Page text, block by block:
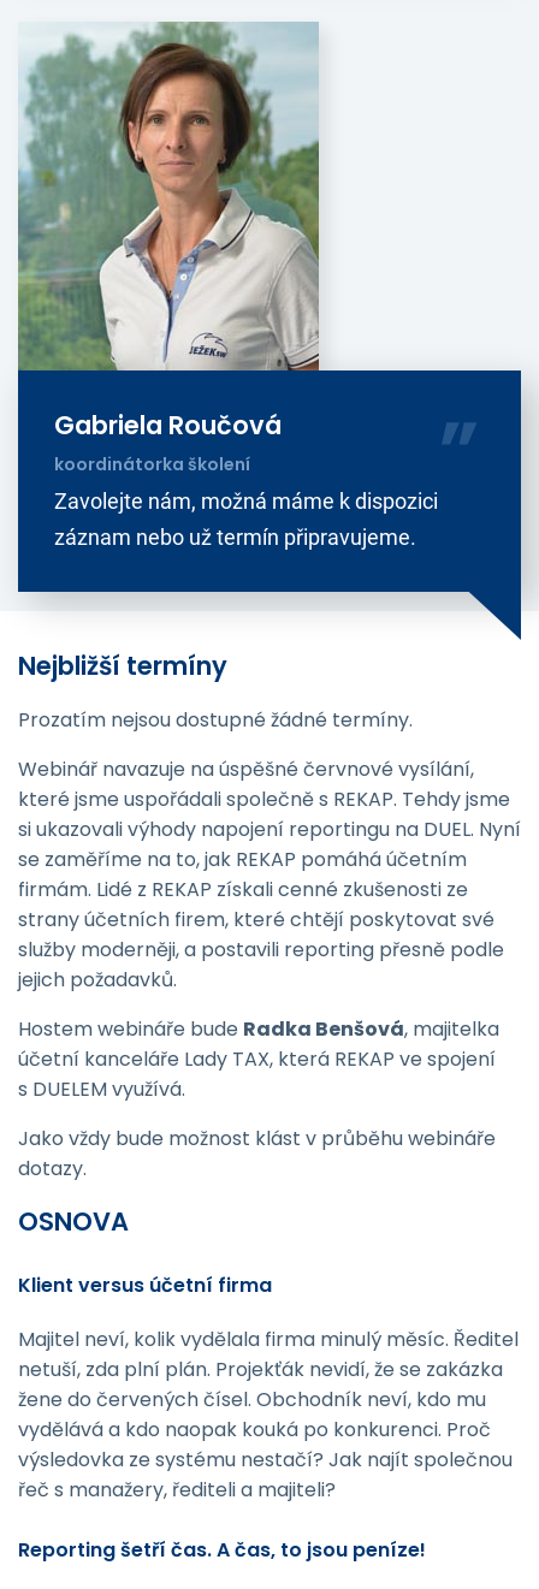
Gabriela Roučová
koordinátorka školení
Zavolejte nám, možná máme k dispozici
záznam nebo už termín připravujeme.
Nejbližší termíny
Prozatím nejsou dostupné žádné termíny.
Webinář navazuje na úspěšné červnové vysílání,
které jsme uspořádali společně s REKAP. Tehdy jsme
si ukazovali výhody napojení reportingu na DUEL. Nyní
se zaměříme na to, jak REKAP pomáhá účetním
firmám. Lidé z REKAP získali cenné zkušenosti ze
strany účetních firem, které chtějí poskytovat své
služby moderněji, a postavili reporting přesně podle
jejich požadavků.
Hostem webináře bude Radka Benšová, majitelka
účetní kanceláře Lady TAX, která REKAP ve spojení
s DUELEM využívá.
Jako vždy bude možnost klást v průběhu webináře
dotazy.
OSNOVA
Klient versus účetní firma
Majitel neví, kolik vydělala firma minulý měsíc. Ředitel
netuší, zda plní plán. Projekťák nevidí, že se zakázka
žene do červených čísel. Obchodník neví, kdo mu
vydělává a kdo naopak kouká po konkurenci. Proč
výsledovka ze systému nestačí? Jak najít společnou
řeč s manažery, řediteli a majiteli?
Reporting šetří čas. A čas, to jsou peníze!